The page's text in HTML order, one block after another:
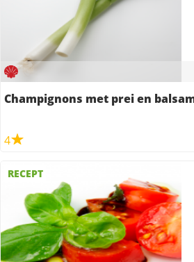
Champignons met prei en
4
RECEPT